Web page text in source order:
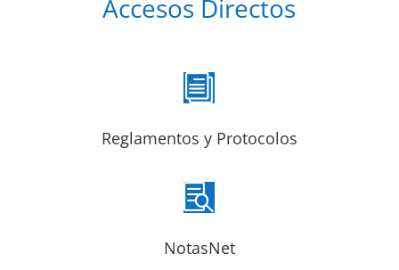
Accesos Directos
i
Reglamentos y Protocolos

NotasNet